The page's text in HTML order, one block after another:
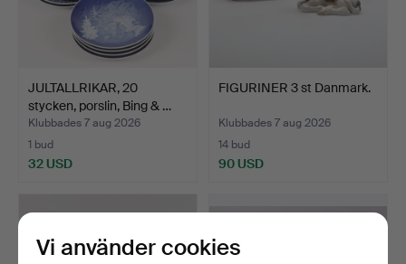
JULTALLRIKAR, 20
stycken, porslin, Bing & …
Klubbades 7 aug 2026
1 bud
32 USD
FIGURINER 3 st Danmark.
Klubbades 7 aug 2026
14 bud
90 USD
Vi använder cookies